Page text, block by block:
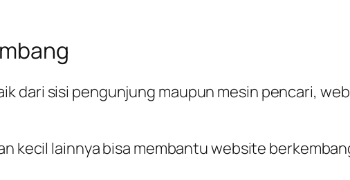
dari sisi pengunjung maupun mesin pencari,
kecil lainnya bisa membantu website